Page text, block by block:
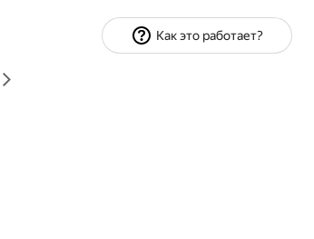
Экономика и финансы
Как это работает?